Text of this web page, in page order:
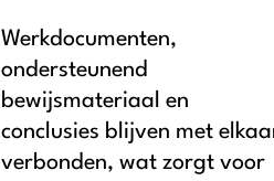
Werkdocumenten,
ondersteunend
bewijsmateriaal en
conclusies blijven met
verbonden, wat zorgt voor